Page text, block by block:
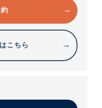
こちら